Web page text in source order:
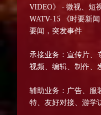
VIDEO》 - 微视、短
WATV-15 《时要新
要闻，突发事件
承接业务：宣传片、
视频、编辑、制作、
辅助业务：广告、服
特、友好对接、游学